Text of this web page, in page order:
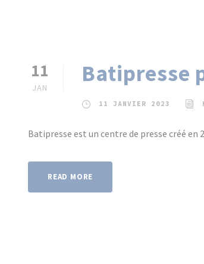
11
JAN
Batipresse
11 JANVIER 2023
Batipresse est un centre de presse créé
READ MORE